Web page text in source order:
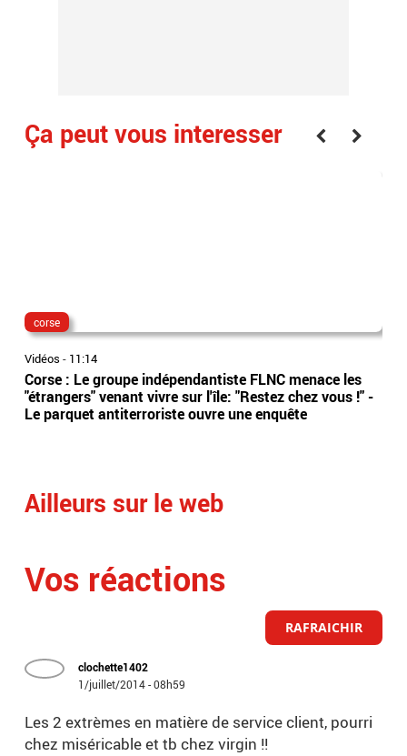
Ça peut vous interesser
corse
Vidéos - 11:14
Corse : Le groupe indépendantiste FLNC menace les
"étrangers" venant vivre sur l'île: "Restez chez vous !" -
Le parquet antiterroriste ouvre une enquête
Ailleurs sur le web
Vos réactions
RAFRAICHIR
clochette1402
1/juillet/2014 - 08h59
Les 2 extrèmes en matière de service client, pourri
chez miséricable et tb chez virgin !!